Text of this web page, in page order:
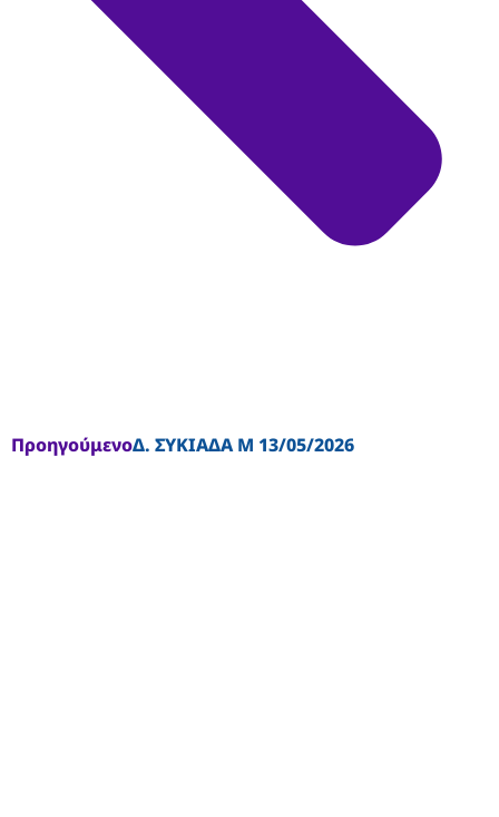
ΠροηγούμενοΔ. ΣΥΚΙΑΔΑ Μ 13/05/2026